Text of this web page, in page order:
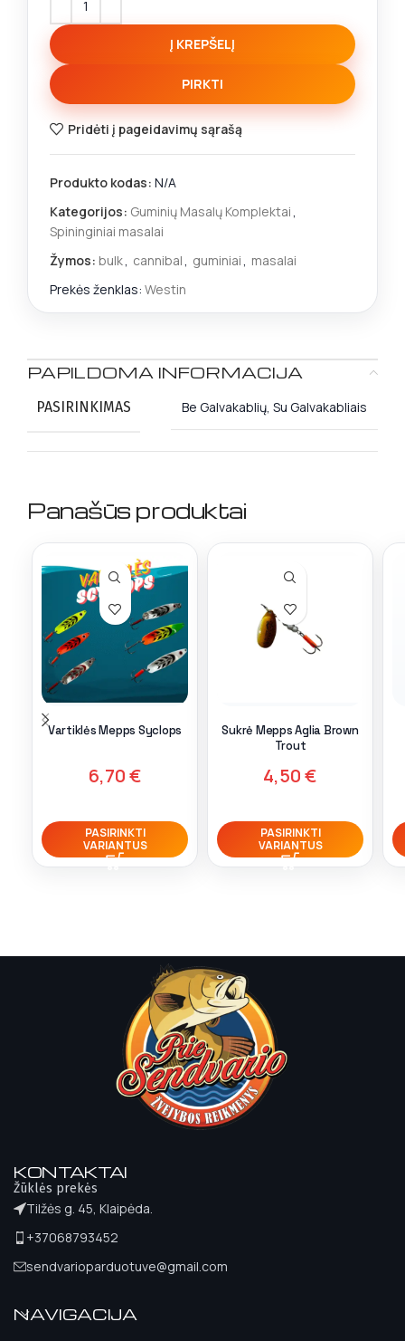
Į KREPŠELĮ
PIRKTI
Pridėti į pageidavimų sąrašą
Produkto kodas: N/A
Kategorijos: Guminių Masalų Komplektai,
Spininginiai masalai
Žymos: bulk, cannibal, guminiai, masalai
Prekės ženklas: Westin
PAPILDOMA INFORMACIJA
PASIRINKIMAS Be Galvakablių, Su Galvakabliais
Panašūs produktai
Vartiklės Mepps Syclops
6,70€
PASIRINKTI
VARIANTUS
Sukrė Mepps Aglia Brown
Trout
4,50€
PASIRINKTI
VARIANTUS
KONTAKTAI
Žūklės prekės
Tilžės g. 45, Klaipėda.
+37068793452
sendvarioparduotuve@gmail.com
NAVIGACIJA